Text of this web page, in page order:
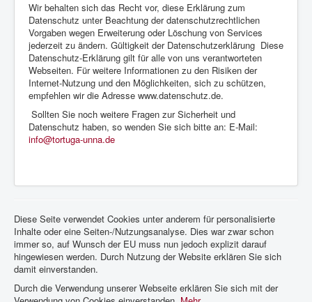
Wir behalten sich das Recht vor, diese Erklärung zum
Datenschutz unter Beachtung der datenschutzrechtlichen
Vorgaben wegen Erweiterung oder Löschung von Services
jederzeit zu ändern. Gültigkeit der Datenschutzerklärung Diese
Datenschutz-Erklärung gilt für alle von uns verantworteten
Webseiten. Für weitere Informationen zu den Risiken der
Internet-Nutzung und den Möglichkeiten, sich zu schützen,
empfehlen wir die Adresse www.datenschutz.de.
Sollten Sie noch weitere Fragen zur Sicherheit und
Datenschutz haben, so wenden Sie sich bitte an: E-Mail:
info@tortuga-unna.de
Diese Seite verwendet Cookies unter anderem für personalisierte
Inhalte oder eine Seiten-/Nutzungsanalyse. Dies war zwar schon
immer so, auf Wunsch der EU muss nun jedoch explizit darauf
hingewiesen werden. Durch Nutzung der Website erklären Sie sich
damit einverstanden.
Durch die Verwendung unserer Webseite erklären Sie sich mit der